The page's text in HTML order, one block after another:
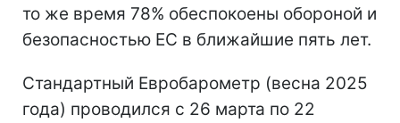
то же время 78% обеспокоены обороной и
безопасностью ЕС в ближайшие пять лет.
Стандартный Евробарометр (весна 2025
года) проводился с 26 марта по 22